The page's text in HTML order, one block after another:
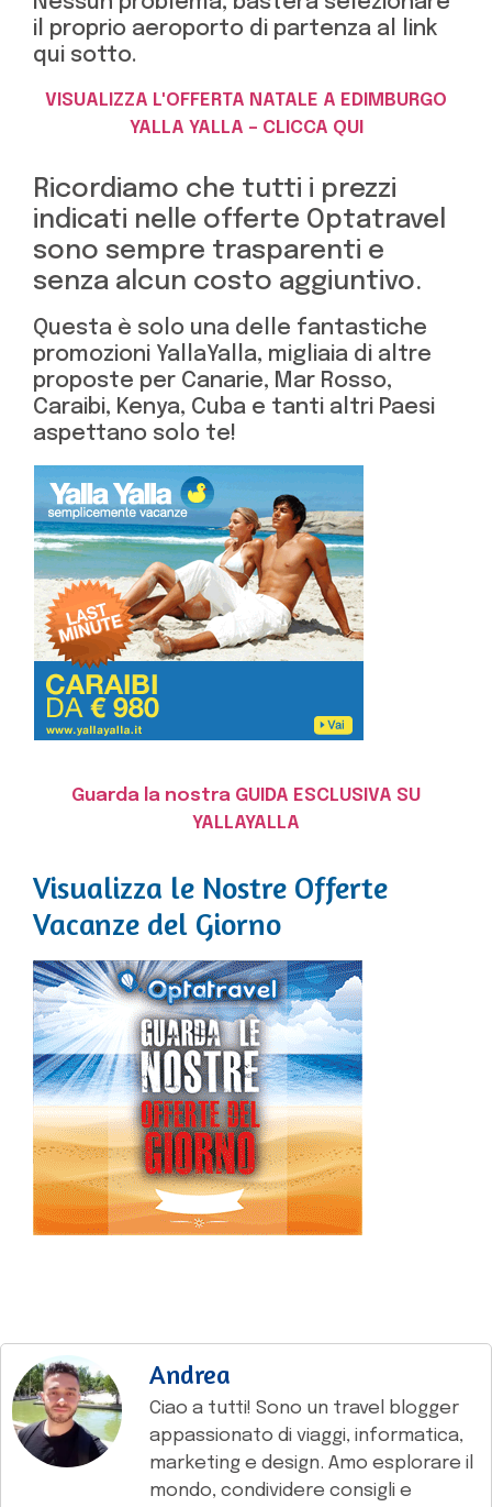
il proprio aeroporto di partenza al link
qui sotto.
VISUALIZZA L'OFFERTA NATALE A EDIMBURGO
YALLA YALLA – CLICCA QUI
Ricordiamo che tutti i prezzi
indicati nelle offerte Optatravel
sono sempre trasparenti e
senza alcun costo aggiuntivo.
Questa è solo una delle fantastiche
promozioni YallaYalla, migliaia di altre
proposte per Canarie, Mar Rosso,
Caraibi, Kenya, Cuba e tanti altri Paesi
aspettano solo te!
Guarda la nostra GUIDA ESCLUSIVA SU
YALLAYALLA
Visualizza le Nostre Offerte
Vacanze del Giorno
Andrea
Ciao a tutti! Sono un travel blogger
appassionato di viaggi, informatica,
marketing e design. Amo esplorare il
mondo, condividere consigli e